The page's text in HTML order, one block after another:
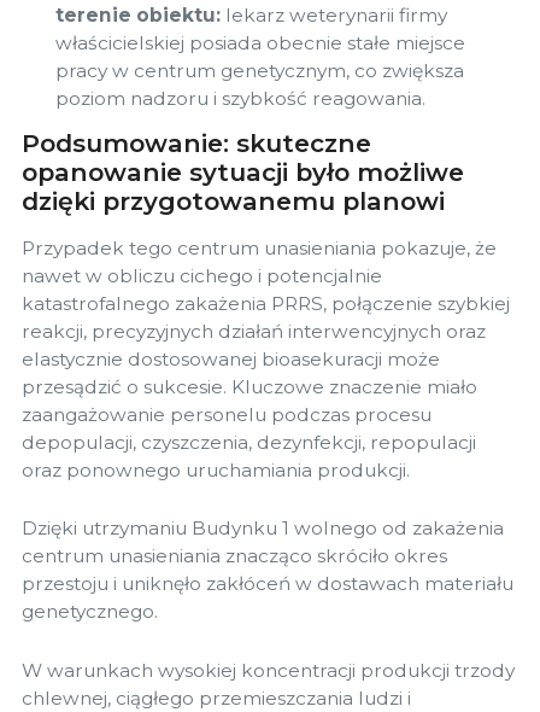
terenie obiektu: lekarz weterynarii firmy
właścicielskiej posiada obecnie stałe miejsce
pracy w centrum genetycznym, co zwiększa
poziom nadzoru i szybkość reagowania.
Podsumowanie: skuteczne
opanowanie sytuacji było możliwe
dzięki przygotowanemu planowi
Przypadek tego centrum unasieniania pokazuje, że
nawet w obliczu cichego i potencjalnie
katastrofalnego zakażenia PRRS, połączenie szybkiej
reakcji, precyzyjnych działań interwencyjnych oraz
elastycznie dostosowanej bioasekuracji może
przesądzić o sukcesie. Kluczowe znaczenie miało
zaangażowanie personelu podczas procesu
depopulacji, czyszczenia, dezynfekcji, repopulacji
oraz ponownego uruchamiania produkcji.
Dzięki utrzymaniu Budynku 1 wolnego od zakażenia
centrum unasieniania znacząco skróciło okres
przestoju i uniknęło zakłóceń w dostawach materiału
genetycznego.
W warunkach wysokiej koncentracji produkcji trzody
chlewnej, ciągłego przemieszczania ludzi i